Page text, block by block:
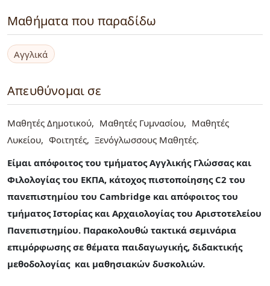
Μαθήματα που παραδίδω
Αγγλικά
Απευθύνομαι σε
Μαθητές Δημοτικού Μαθητές Γυμνασίου
Μαθητές
Λυκείου
Φοιτητές
Ξενόγλωσσους Μαθητές
Είμαι απόφοιτος του τμήματος Αγγλικής Γλώσσας και
Φιλολογίας του ΕΚΠΑ, κάτοχος πιστοποίησης C2 του
πανεπιστημίου του Cambridge και απόφοιτος του
τμήματος Ιστορίας και Αρχαιολογίας του Αριστοτελείου
Πανεπιστημίου. Παρακολουθώ τακτικά σεμινάρια
επιμόρφωσης σε θέματα παιδαγωγικής, διδακτικής
μεθοδολογίας και μαθησιακών δυσκολιών.